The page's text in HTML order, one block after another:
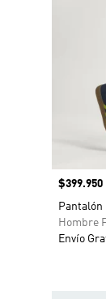
Precio
$399.950
Hombre
Envío